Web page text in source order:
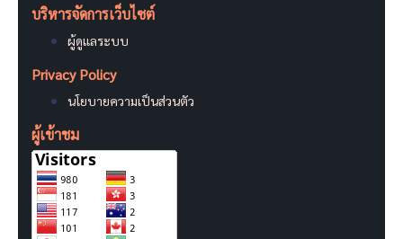
บริหารจัดการเว็บไซต์
ผู้ดูแลระบบ
Privacy Policy
นโยบายความเป็นส่วนตัว
ผู้เข้าชม